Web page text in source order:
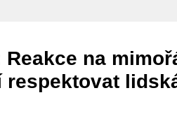
Reakce na
respektovat